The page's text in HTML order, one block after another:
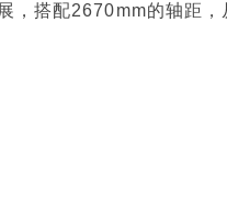
，搭配2670mm的轴距，